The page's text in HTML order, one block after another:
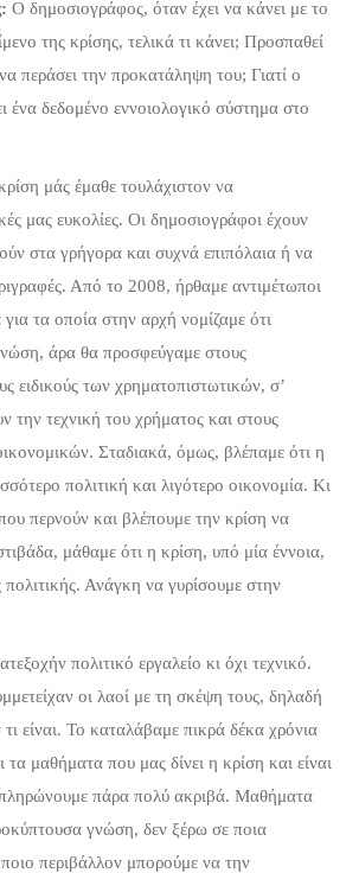
Ο δημοσιογράφος, όταν έχει να κάνει με το
της κρίσης, τελικά τι κάνει; Προσπαθεί
περάσει την προκατάληψη του; Γιατί ο
ένα δεδομένο εννοιολογικό σύστημα στο
μάς έμαθε τουλάχιστον να
μας ευκολίες. Οι δημοσιογράφοι έχουν
στα γρήγορα και συχνά επιπόλαια ή να
Από το 2008, ήρθαμε αντιμέτωποι
τα οποία στην αρχή νομίζαμε ότι
άρα θα προσφεύγαμε στους
ειδικούς των χρηματοπιστωτικών, σ’
την τεχνική του χρήματος και στους
Σταδιακά, όμως, βλέπαμε ότι η
πολιτική και λιγότερο οικονομία. Κι
περνούν και βλέπουμε την κρίση να
μάθαμε ότι η κρίση, υπό μία έννοια,
πολιτικής. Ανάγκη να γυρίσουμε στην
πολιτικό εργαλείο κι όχι τεχνικό.
οι λαοί με τη σκέψη τους, δηλαδή
είναι. Το καταλάβαμε πικρά δέκα χρόνια
τα μαθήματα που μας δίνει η κρίση και είναι
πάρα πολύ ακριβά. Μαθήματα
γνώση, δεν ξέρω σε ποια
περιβάλλον μπορούμε να την